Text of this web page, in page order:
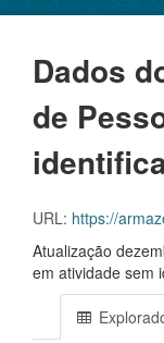
Dados
de
URL: https://armazenamento-dadosabertos.s3.sa-east-
Atualização
em atividade sem